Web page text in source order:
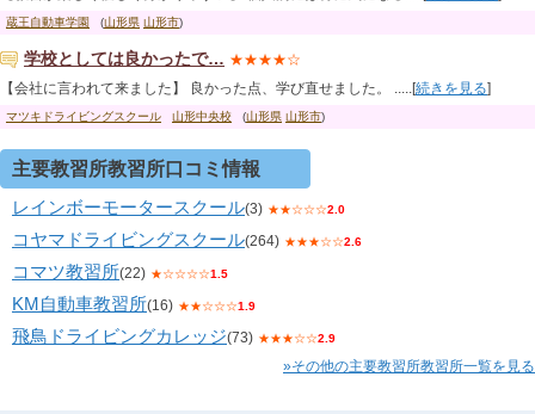
蔵王自動車学園 (山形県 山形市)
学校としては良かったで… ★★★★☆
【会社に言われて来ました】 良かった点、学び直せました。 .....[続きを見る]
マツキドライビングスクール 山形中央校 (山形県 山形市)
主要教習所教習所口コミ情報
レインボーモータースクール(3) ★★☆☆☆2.0
コヤマドライビングスクール(264) ★★★☆☆2.6
コマツ教習所(22) ★☆☆☆☆1.5
KM自動車教習所(16) ★★☆☆☆1.9
飛鳥ドライビングカレッジ(73) ★★★☆☆2.9
»その他の主要教習所教習所一覧を見る